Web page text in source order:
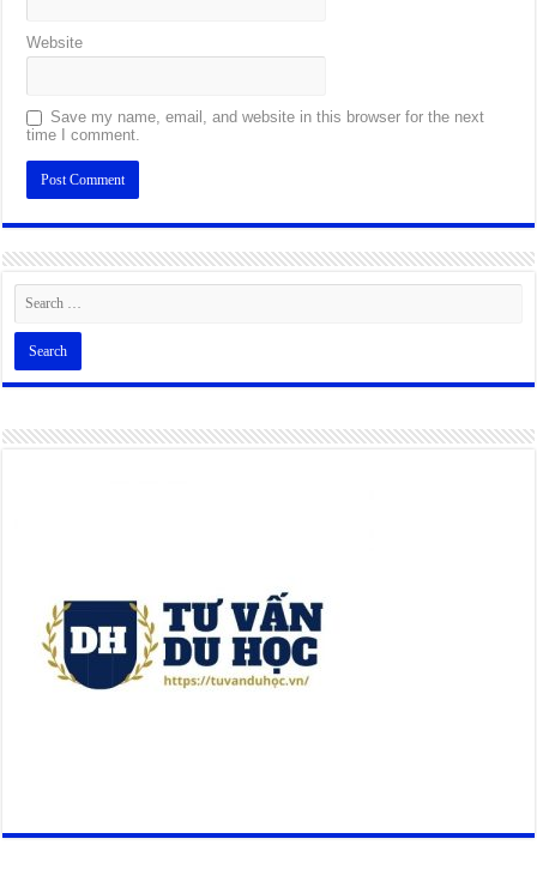
Website
Save my name, email, and website in this browser for the next
time I comment.
Alternative: